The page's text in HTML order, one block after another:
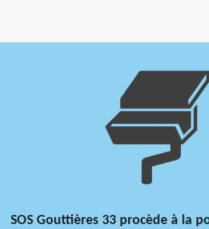
SOS Gouttières 33 procède à la